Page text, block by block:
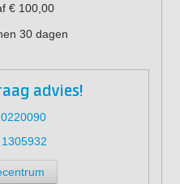
€ 100,00
30 dagen
advies!